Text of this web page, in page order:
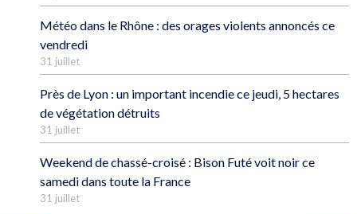
Météo dans le Rhône : des orages violents annoncés ce
vendredi
31 juillet
Près de Lyon : un important incendie ce jeudi, 5 hectares
de végétation détruits
31 juillet
Weekend de chassé-croisé : Bison Futé voit noir ce
samedi dans toute la France
31 juillet